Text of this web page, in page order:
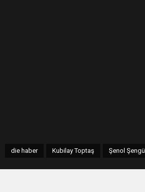
die haber Kubilay Toptaş Şenol Şengül